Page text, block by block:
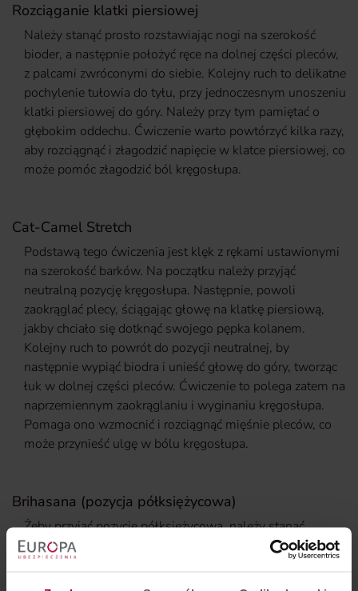
Rozciąganie klatki piersiowej
Należy stanąć prosto rozstawiając nogi na szerokość
bioder, a następnie położyć ręce na dolnej części pleców,
z palcami zwróconymi do siebie. Kolejny ruch to delikatne
pochylenie tułowia do tyłu, przy jednoczesnym unoszeniu
klatki piersiowej do góry. Należy przy tym pamiętać o
głębokim oddechu. Ćwiczenie warto powtórzyć kilka razy,
aby rozciągnąć i złagodzić napięcie w klatce piersiowej, co
może pomóc złagodzić ból kręgosłupa.
Cat-Camel Stretch
Podstawą tego ćwiczenia jest klęk z rękami ustawionymi
na szerokość barków. Na początku należy przyjąć
neutralną pozycję kręgosłupa. Następnie, powoli
zaokrąglać plecy, ściągając głowę na klatkę piersiową,
jakby chciało się dotknąć swojego pępka kolanem.
Kolejny ruch to powrót do pozycji neutralnej, by
następnie wypiąć biodra i unieść głowę do góry, tworząc
łuk w dolnej części pleców. Ćwiczenie to polega zatem na
naprzemiennym zaokrąglaniu i wyginaniu kręgosłupa.
Pomaga ono wzmocnić i rozciągnąć mięśnie pleców, co
może przynieść ulgę w bólu kręgosłupa.
Brihasana (pozycja półksiężycowa)
Żeby przyjąć pozycję półksiężycową, należy stanąć
prosto, rozstawiając nogi na szerokość bioder, a
następnie podnieść lewą rękę w górę, zginając ją w łokciu